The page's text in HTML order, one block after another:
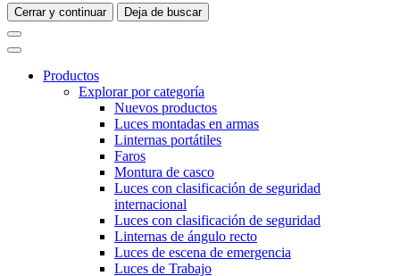
Cerrar y continuar Deja de buscar
Productos
Explorar por categoría
Nuevos productos
Luces montadas en armas
Linternas portátiles
Faros
Montura de casco
Luces con clasificación de seguridad
internacional
Luces con clasificación de seguridad
Linternas de ángulo recto
Luces de escena de emergencia
Luces de Trabajo